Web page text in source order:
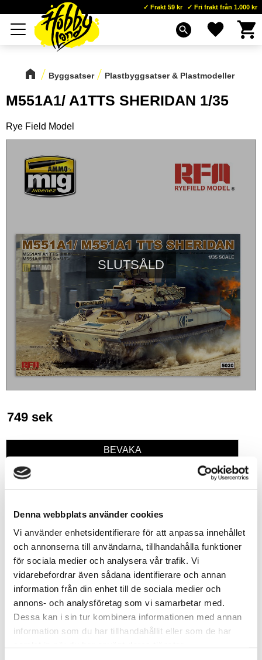
Denna webbplats använder cookies
Vi använder enhetsidentifierare för att anpassa innehållet
och annonserna till användarna, tillhandahålla funktioner
för sociala medier och analysera vår trafik. Vi
vidarebefordrar även sådana identifierare och annan
information från din enhet till de sociala medier och
annons- och analysföretag som vi samarbetar med.
Dessa kan i sin tur kombinera informationen med annan
information som du har tillhandahållit eller som de har
Meny
Frakt 59 kr Fri frakt från 1.000 kr
search Favoriter
Byggsatser Plastbyggsatser & Plastmodeller
M551A1/ A1TTS SHERIDAN 1/35
Rye Field Model
SLUTSÅLD
749 sek
Lägg till i favoriter
BEVAKA
Lagerstatus
Slutsåld
Artikelnr
RFM5020
Leveranstid
Okänd leveranstid
Allmänt
Omdömen